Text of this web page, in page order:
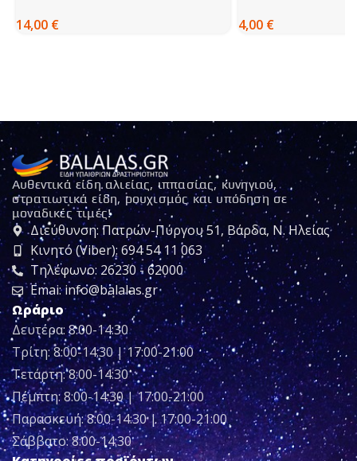
14,00 € 4,00 €
Αυθεντικά είδη αλιείας, ιππασίας, κυνηγιού,
στρατιωτικά είδη, ρουχισμός και υπόδηση σε
μοναδικές τιμές!
Διεύθυνση: Πατρών-Πύργου 51, Βάρδα, Ν. Ηλείας
Κινητό (Viber): 694 54 11 063
Τηλέφωνο: 26230 - 62000
Emai: info@balalas.gr
Ωράριο
Δευτέρα: 8:00-14:30
Τρίτη: 8:00-14:30 | 17:00-21:00
Τετάρτη: 8:00-14:30
Πέμπτη: 8:00-14:30 | 17:00-21:00
Παρασκευή: 8:00-14:30 | 17:00-21:00
Σάββατο: 8:00-14:30